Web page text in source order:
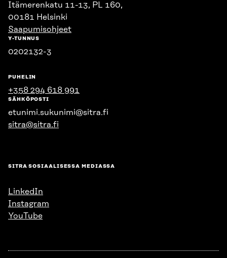
Itämerenkatu 11-13, PL 160,
00181 Helsinki
Saapumisohjeet
Y-TUNNUS
0202132-3
PUHELIN
+358 294 618 991
SÄHKÖPOSTI
etunimi.sukunimi@sitra.fi
sitra@sitra.fi
SITRA SOSIAALISESSA MEDIASSA
LinkedIn
Instagram
YouTube